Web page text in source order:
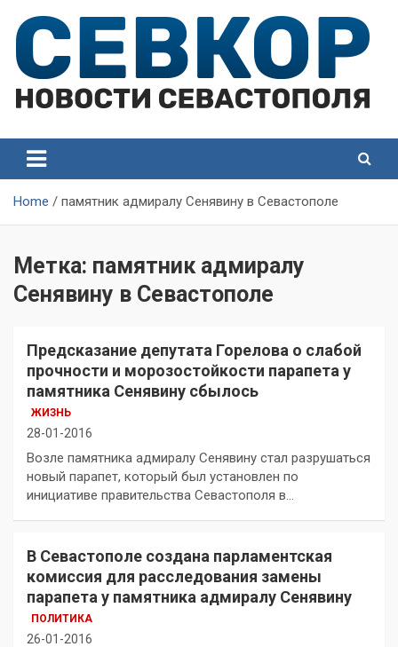
content
Севастополя
Севастополя
Home памятник адмиралу Сенявину в Севастополе
Метка: памятник адмиралу
Сенявину в Севастополе
Предсказание депутата Горелова о слабой
прочности и морозостойкости парапета у
памятника Сенявину сбылось
ЖИЗНЬ
28-01-2016
Возле памятника адмиралу Сенявину стал разрушаться
новый парапет, который был установлен по
инициативе правительства Севастополя в…
В Севастополе создана парламентская
комиссия для расследования замены
парапета у памятника адмиралу Сенявину
ПОЛИТИКА
26-01-2016